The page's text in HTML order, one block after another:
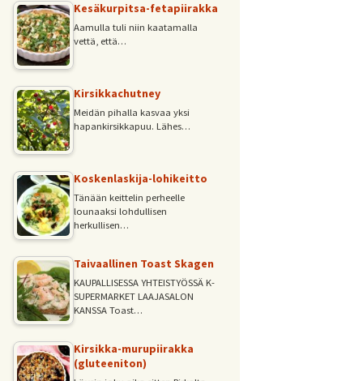
Kesäkurpitsa-fetapiirakka
Aamulla tuli niin kaatamalla
vettä, että…
Kirsikkachutney
Meidän pihalla kasvaa yksi
hapankirsikkapuu. Lähes…
Koskenlaskija-lohikeitto
Tänään keittelin perheelle
lounaaksi lohdullisen
herkullisen…
Taivaallinen Toast Skagen
KAUPALLISESSA YHTEISTYÖSSÄ K-
SUPERMARKET LAAJASALON
KANSSA Toast…
Kirsikka-murupiirakka
(gluteeniton)